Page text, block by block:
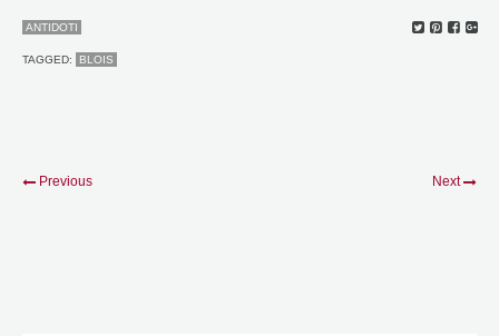
ANTIDOTI
TAGGED: BLOIS
Previous Next